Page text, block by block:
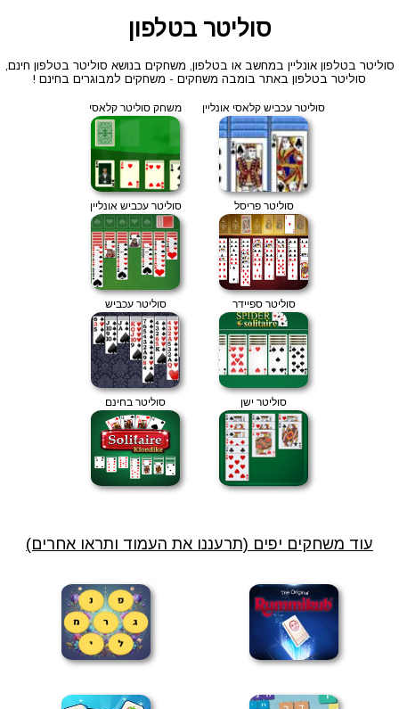
סוליטר בטלפון
סוליטר בטלפון אונליין במחשב או בטלפון, משחקים בנושא סוליטר בטלפון חינם,
סוליטר בטלפון באתר בומבה משחקים - משחקים למבוגרים בחינם !
סוליטר עכביש קלאסי אונליין משחק סוליטר קלאסי
סוליטר פריסל סוליטר עכביש אונליין
סוליטר ספיידר סוליטר עכביש
סוליטר ישן סוליטר בחינם
עוד משחקים יפים (תרעננו את העמוד ותראו אחרים)